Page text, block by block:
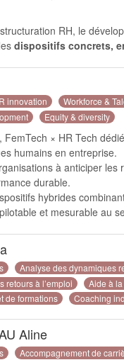
RH, le
dispositifs concrets,
innovation Workforce &
Equity & diversity
FemTech × HR Tech
humains en entreprise.
à anticiper
durable.
hybrides
et mesurable au
Analyse des dynamiques
retours à l’emploi
Aide à
de formations
Coaching
Aline
Accompagnement de